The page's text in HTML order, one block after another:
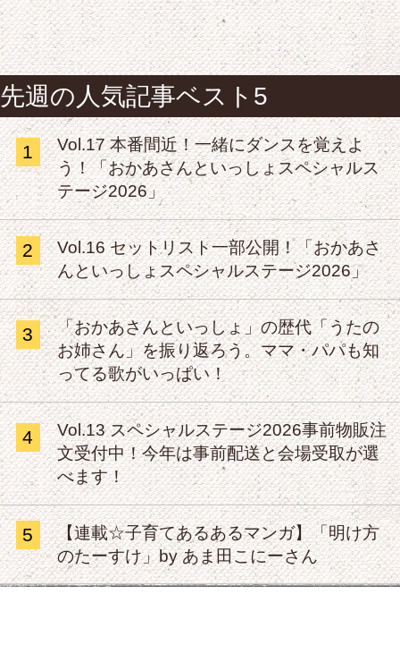
先週の人気記事ベスト5
1
Vol.17 本番間近！一緒にダンスを覚えよ
う！「おかあさんといっしょスペシャルス
テージ2026」
2
Vol.16 セットリスト一部公開！「おかあさ
んといっしょスペシャルステージ2026」
3
「おかあさんといっしょ」の歴代「うたの
お姉さん」を振り返ろう。ママ・パパも知
ってる歌がいっぱい！
4
Vol.13 スペシャルステージ2026事前物販注
文受付中！今年は事前配送と会場受取が選
べます！
5
【連載☆子育てあるあるマンガ】「明け方
のたーすけ」by あま田こにーさん